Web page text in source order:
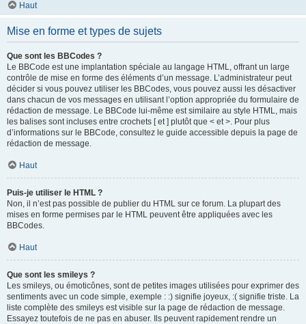
Haut
Mise en forme et types de sujets
Que sont les BBCodes ?
Le BBCode est une implantation spéciale au langage HTML, offrant un large
contrôle de mise en forme des éléments d’un message. L’administrateur peut
décider si vous pouvez utiliser les BBCodes, vous pouvez aussi les désactiver
dans chacun de vos messages en utilisant l’option appropriée du formulaire de
rédaction de message. Le BBCode lui-même est similaire au style HTML, mais
les balises sont incluses entre crochets [ et ] plutôt que < et >. Pour plus
d’informations sur le BBCode, consultez le guide accessible depuis la page de
rédaction de message.
Haut
Puis-je utiliser le HTML ?
Non, il n’est pas possible de publier du HTML sur ce forum. La plupart des
mises en forme permises par le HTML peuvent être appliquées avec les
BBCodes.
Haut
Que sont les smileys ?
Les smileys, ou émoticônes, sont de petites images utilisées pour exprimer des
sentiments avec un code simple, exemple : :) signifie joyeux, :( signifie triste. La
liste complète des smileys est visible sur la page de rédaction de message.
Essayez toutefois de ne pas en abuser. Ils peuvent rapidement rendre un